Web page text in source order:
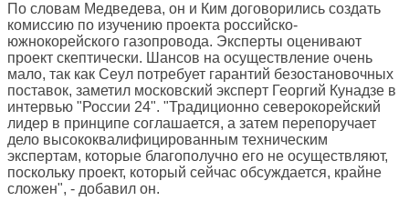
По словам Медведева, он и Ким договорились создать
комиссию по изучению проекта российско-
южнокорейского газопровода. Эксперты оценивают
проект скептически. Шансов на осуществление очень
мало, так как Сеул потребует гарантий безостановочных
поставок, заметил московский эксперт Георгий Кунадзе в
интервью "России 24". "Традиционно северокорейский
лидер в принципе соглашается, а затем перепоручает
дело высококвалифицированным техническим
экспертам, которые благополучно его не осуществляют,
поскольку проект, который сейчас обсуждается, крайне
сложен", - добавил он.